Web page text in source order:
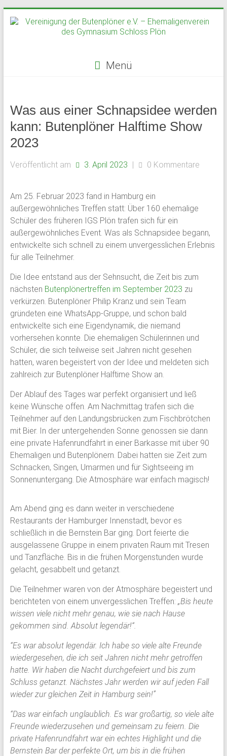
Inhalt
der
Butenplöner
e.V.
–
des
Gymnasium
Schloss
Plön
1951
von
ehemaligen
Schülern
des
Plöner
Internats
gegründet,
bildet
sie
den
Zusammenschluß
ehemaliger
Schüler,
Lehrkräfte
und
Mitarbeiter
Schloss
Plön
sowie
des
früheren
Internats.
Menü
Was aus einer Schnapsidee werden
kann: Butenplöner Halftime Show
2023
Veröffentlicht am 3. April 2023 | 0 Kommentare
Am 25. Februar 2023 fand in Hamburg ein
außergewöhnliches Treffen statt: Über 160 ehemalige
Schüler des früheren IGS Plön trafen sich für ein
außergewöhnliches Event. Was als Schnapsidee begann,
entwickelte sich schnell zu einem unvergesslichen Erlebnis
für alle Teilnehmer.
Die Idee entstand aus der Sehnsucht, die Zeit bis zum
nächsten Butenplönertreffen im September 2023 zu
verkürzen. Butenplöner Philip Kranz und sein Team
gründeten eine WhatsApp-Gruppe, und schon bald
entwickelte sich eine Eigendynamik, die niemand
vorhersehen konnte. Die ehemaligen Schülerinnen und
Schüler, die sich teilweise seit Jahren nicht gesehen
hatten, waren begeistert von der Idee und meldeten sich
zahlreich zur Butenplöner Halftime Show an.
Der Ablauf des Tages war perfekt organisiert und ließ
keine Wünsche offen. Am Nachmittag trafen sich die
Teilnehmer auf den Landungsbrücken zum Fischbrötchen
mit Bier. In der untergehenden Sonne genossen sie dann
eine private Hafenrundfahrt in einer Barkasse mit über 90
Ehemaligen und Butenplönern. Dabei hatten sie Zeit zum
Schnacken, Singen, Umarmen und für Sightseeing im
Sonnenuntergang. Die Atmosphäre war einfach magisch!
Am Abend ging es dann weiter in verschiedene
Restaurants der Hamburger Innenstadt, bevor es
schließlich in die Bernstein Bar ging. Dort feierte die
ausgelassene Gruppe in einem privaten Raum mit Tresen
und Tanzfläche. Bis in die frühen Morgenstunden wurde
gelacht, gesabbelt und getanzt.
Die Teilnehmer waren von der Atmosphäre begeistert und
berichteten von einem unvergesslichen Treffen: „Bis heute
wissen viele nicht mehr genau, wie sie nach Hause
gekommen sind. Absolut legendär!“.
“Es war absolut legendär. Ich habe so viele alte Freunde
wiedergesehen, die ich seit Jahren nicht mehr getroffen
hatte. Wir haben die Nacht durchgefeiert und bis zum
Schluss getanzt. Nächstes Jahr werden wir auf jeden Fall
wieder zur gleichen Zeit in Hamburg sein!”
“Das war einfach unglaublich. Es war großartig, so viele alte
Freunde wiederzusehen und gemeinsam zu feiern. Die
private Hafenrundfahrt war ein echtes Highlight und die
Bernstein Bar der perfekte Ort, um bis in die frühen